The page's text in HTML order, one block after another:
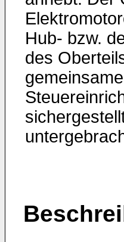
Hub- bzw.
des